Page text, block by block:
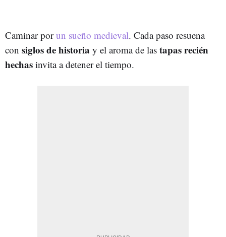
Caminar porun sueño medieval. Cada paso resuena
con siglos de historia y el aroma de las tapas recién
hechas invita a detener el tiempo.